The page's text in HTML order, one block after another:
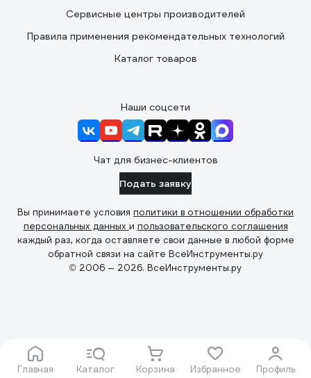
Главная Каталог Корзина Избранное Профиль
Сервисные центры производителей
Правила применения рекомендательных технологий
Каталог товаров
Наши соцсети
Чат для бизнес-клиентов
Подать заявку
Вы принимаете условия политики в отношении обработки
персональных данных и пользовательского соглашения
каждый раз, когда оставляете свои данные в любой форме
обратной связи на сайте ВсеИнструменты.ру
© 2006 — 2026. ВсеИнструменты.ру